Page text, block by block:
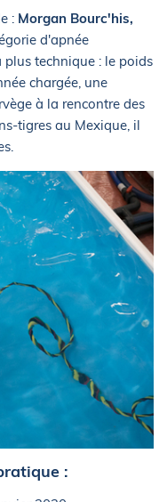
: Morgan Bourc'his,
d'apnée
technique : le poids
chargée, une
à la rencontre des
tigres au Mexique, il
: